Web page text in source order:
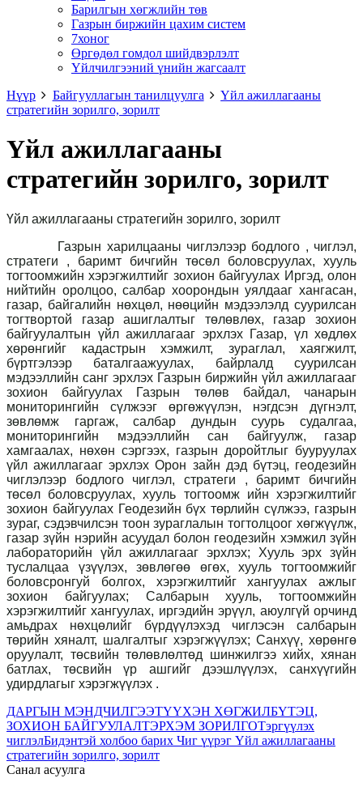
Барилгын хөгжлийн төв
Газрын биржийн цахим систем
7хоног
Өргөдөл гомдол шийдвэрлэлт
Үйлчилгээний үнийн жагсаалт
Нүүр
Байгууллагын танилцуулга
Үйл ажиллагааны
стратегийн зорилго, зорилт
Үйл ажиллагааны
стратегийн зорилго, зорилт
Үйл ажиллагааны стратегийн зорилго, зорилт
Газрын харилцааны чиглэлээр бодлого , чиглэл,
стратеги , баримт бичгийн төсөл боловсруулах, хууль
тогтоомжийн хэрэгжилтийг зохион байгуулах Иргэд, олон
нийтийн оролцоо, салбар хоорондын уялдааг хангасан,
газар, байгалийн нөхцөл, нөөцийн мэдээлэлд суурилсан
тогтвортой газар ашиглалтыг төлөвлөх, газар зохион
байгуулалтын үйл ажиллагааг эрхлэх Газар, үл хөдлөх
хөрөнгийг кадастрын хэмжилт, зураглал, хаягжилт,
бүртгэлээр баталгаажуулах, байрлалд суурилсан
мэдээллийн санг эрхлэх Газрын биржийн үйл ажиллагааг
зохион байгуулах Газрын төлөв байдал, чанарын
мониторингийн сүлжээг өргөжүүлэн, нэгдсэн дүгнэлт,
зөвлөмж гаргаж, салбар дундын суурь судалгаа,
мониторингийн мэдээллийн сан байгуулж, газар
хамгаалах, нөхөн сэргээх, газрын доройтлыг бууруулах
үйл ажиллагааг эрхлэх Орон зайн дэд бүтэц, геодезийн
чиглэлээр бодлого чиглэл, стратеги , баримт бичгийн
төсөл боловсруулах, хууль тогтоомж ийн хэрэгжилтийг
зохион байгуулах Геодезийн бүх төрлийн сүлжээ, газрын
зураг, сэдэвчилсэн тоон зураглалын тогтолцоог хөгжүүлж,
газар зүйн нэрийн асуудал болон геодезийн хэмжил зүйн
лабораторийн үйл ажиллагааг эрхлэх; Хууль эрх зүйн
туслалцаа үзүүлэх, зөвлөгөө өгөх, хууль тогтоомжийг
боловсронгуй болгох, хэрэгжилтийг хангуулах ажлыг
зохион байгуулах; Салбарын хууль, тогтоомжийн
хэрэгжилтийг хангуулах, иргэдийн эрүүл, аюулгүй орчинд
амьдрах нөхцөлийг бүрдүүлэхэд чиглэсэн салбарын
төрийн хяналт, шалгалтыг хэрэгжүүлэх; Санхүү, хөрөнгө
оруулалт, төсвийн төлөвлөлтөд шинжилгээ хийх, хянан
батлах, төсвийн үр ашгийг дээшлүүлэх, санхүүгийн
удирдлагыг хэрэгжүүлэх .
ДАРГЫН МЭНДЧИЛГЭЭТҮҮХЭН ХӨГЖИЛБҮТЭЦ,
ЗОХИОН БАЙГУУЛАЛТЭРХЭМ ЗОРИЛГОТэргүүлэх
чиглэлБидэнтэй холбоо барих Чиг үүрэг Үйл ажиллагааны
стратегийн зорилго, зорилт
Санал асуулга